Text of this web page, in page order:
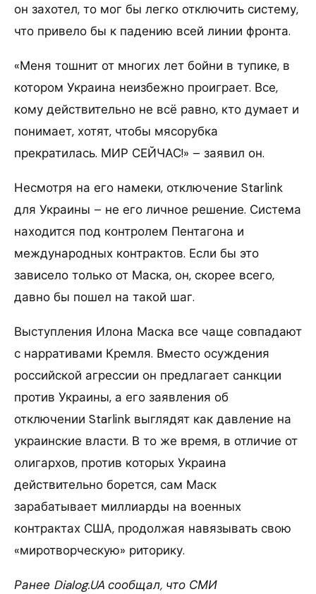
он захотел, то мог бы легко отключить систему,
что привело бы к падению всей линии фронта.
«Меня тошнит от многих лет бойни в тупике, в
котором Украина неизбежно проиграет. Все,
кому действительно не всё равно, кто думает и
понимает, хотят, чтобы мясорубка
прекратилась. МИР СЕЙЧАС!» – заявил он.
Несмотря на его намеки, отключение Starlink
для Украины – не его личное решение. Система
находится под контролем Пентагона и
международных контрактов. Если бы это
зависело только от Маска, он, скорее всего,
давно бы пошел на такой шаг.
Выступления Илона Маска все чаще совпадают
с нарративами Кремля. Вместо осуждения
российской агрессии он предлагает санкции
против Украины, а его заявления об
отключении Starlink выглядят как давление на
украинские власти. В то же время, в отличие от
олигархов, против которых Украина
действительно борется, сам Маск
зарабатывает миллиарды на военных
контрактах США, продолжая навязывать свою
«миротворческую» риторику.
Ранее Dialog.UA сообщал, что СМИ